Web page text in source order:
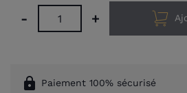
- +
lock Paiement 100% sécurisé